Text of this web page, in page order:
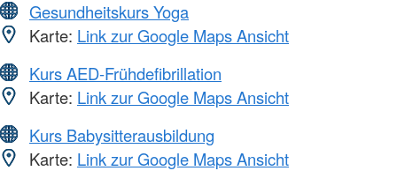
Gesundheitskurs Yoga
Karte: Link zur Google Maps Ansicht
Kurs AED-Frühdefibrillation
Karte: Link zur Google Maps Ansicht
Kurs Babysitterausbildung
Karte: Link zur Google Maps Ansicht